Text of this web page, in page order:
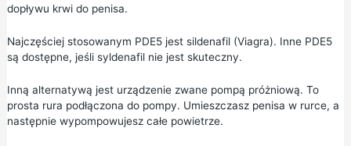
dopływu krwi do penisa.
Najczęściej stosowanym PDE5 jest sildenafil (Viagra). Inne PDE5
są dostępne, jeśli syldenafil nie jest skuteczny.
Inną alternatywą jest urządzenie zwane pompą próżniową. To
prosta rura podłączona do pompy. Umieszczasz penisa w rurce, a
następnie wypompowujesz całe powietrze.